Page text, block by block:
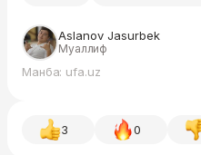
Aslanov Jasurbek
Муаллиф
Манба: ufa.uz
3 0